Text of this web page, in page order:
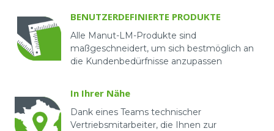
BENUTZERDEFINIERTE PRODUKTE
Alle Manut-LM-Produkte sind
maßgeschneidert, um sich bestmöglich an
die Kundenbedürfnisse anzupassen
In Ihrer Nähe
Dank eines Teams technischer
Vertriebsmitarbeiter, die Ihnen zur